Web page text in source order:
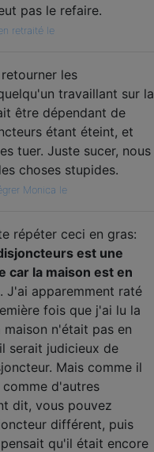
pas le refaire.
retraité le
les
travaillant sur la
être dépendant de
étant éteint, et
tuer. Juste sucer, nous
choses stupides.
Monica le
répéter ceci en gras:
est une
car la maison est en
. J'ai apparemment raté
fois que j'ai lu la
maison n'était pas en
serait judicieux de
Mais comme il
comme d'autres
dit, vous pouvez
différent, puis
qu'il était encore